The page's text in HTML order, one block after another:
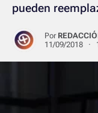
pueden
Por
11/09/2018 ·